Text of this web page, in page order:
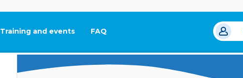
Training and events FAQ
This link will open in a new tab.